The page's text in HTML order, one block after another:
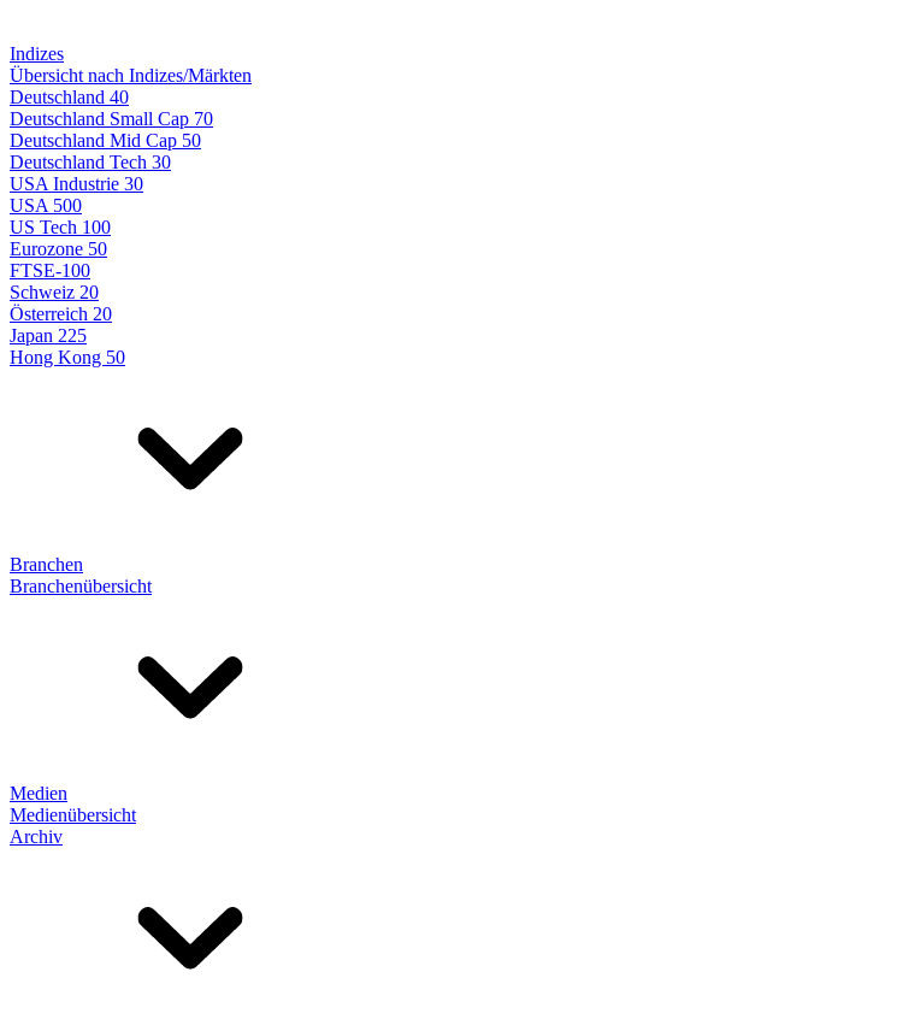
Indizes
Übersicht nach Indizes/Märkten
Deutschland 40
Deutschland Small Cap 70
Deutschland Mid Cap 50
Deutschland Tech 30
USA Industrie 30
USA 500
US Tech 100
Eurozone 50
FTSE-100
Schweiz 20
Österreich 20
Japan 225
Hong Kong 50
Branchen
Branchenübersicht
Medien
Medienübersicht
Archiv